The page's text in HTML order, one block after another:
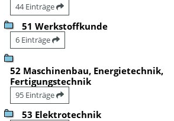
44 Einträge
51 Werkstoffkunde
6 Einträge
52 Maschinenbau, Energietechnik,
Fertigungstechnik
95 Einträge
53 Elektrotechnik